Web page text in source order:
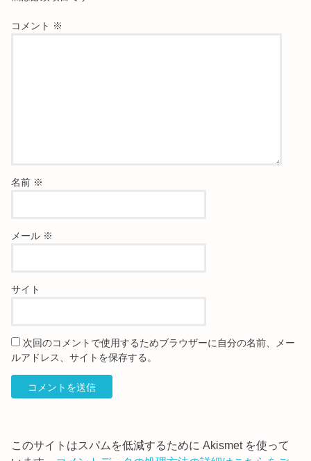
コメント ※
名前 ※
メール ※
サイト
次回のコメントで使用するためブラウザーに自分の名前、メー
ルアドレス、サイトを保存する。
このサイトはスパムを低減するために Akismet を使って